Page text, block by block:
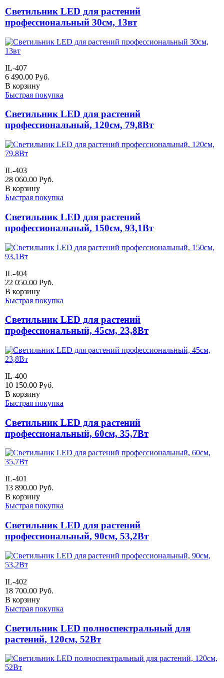
Светильник LED для растений
профессиональный 30см, 13вт
IL-407
6 490.00 Руб.
В корзину
Быстрая покупка
Светильник LED для растений
профессиональный, 120см, 79,8Вт
IL-403
28 060.00 Руб.
В корзину
Быстрая покупка
Светильник LED для растений
профессиональный, 150см, 93,1Вт
IL-404
22 050.00 Руб.
В корзину
Быстрая покупка
Светильник LED для растений
профессиональный, 45см, 23,8Вт
IL-400
10 150.00 Руб.
В корзину
Быстрая покупка
Светильник LED для растений
профессиональный, 60см, 35,7Вт
IL-401
13 890.00 Руб.
В корзину
Быстрая покупка
Светильник LED для растений
профессиональный, 90см, 53,2Вт
IL-402
18 700.00 Руб.
В корзину
Быстрая покупка
Светильник LED полноспектральный для
растений, 120см, 52Вт